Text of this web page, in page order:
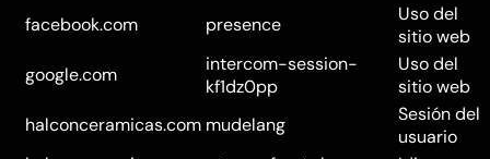
facebook.com
presence
Uso del
sitio web
google.com
intercom-session-
kf1dz0pp
Uso del
sitio web
halconceramicas.com mudelang
Sesión del
usuario